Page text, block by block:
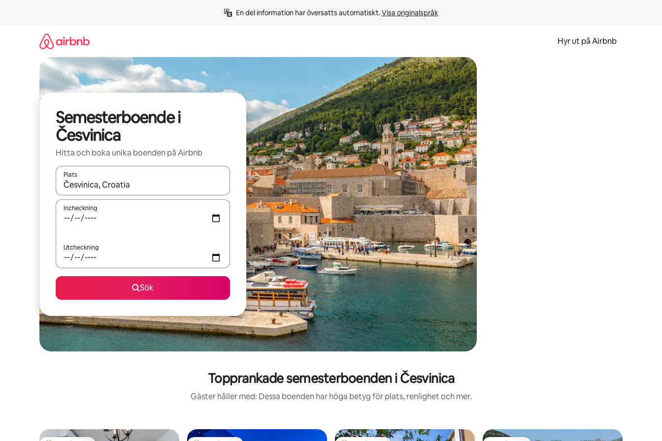
En del information har översatts automatiskt. Visa originalspråk
Hyr ut på Airbnb
Semesterboende i
Česvinica
Hitta och boka unika boenden på Airbnb
Plats
När resultaten är tillgängliga kan du navigera med upp- och nedåtpilarna eller utforska genom att trycka eller svepa.
Incheckning
Utcheckning
Sök
Topprankade semesterboenden i Česvinica
Gäster håller med: Dessa boenden har höga betyg för plats, renlighet och mer.